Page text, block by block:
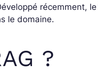
récemment, le
le domaine.
?